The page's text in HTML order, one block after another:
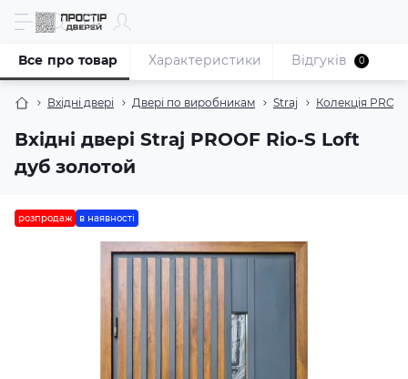
Вхідні двері Двері по виробникам Straj Колекція
Вхідні двері Straj PROOF Rio-S Loft
дуб золотой
Все про товар Характеристики Відгуків 0
розпродаж в наявності